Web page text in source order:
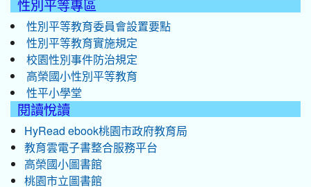
性別平等專區
性別平等教育委員會設置要點
性別平等教育實施規定
校園性別事件防治規定
高榮國小性別平等教育
性平小學堂
閱讀悅讀
HyRead ebook桃園市政府教育局
教育雲電子書整合服務平台
高榮國小圖書館
桃園市立圖書館